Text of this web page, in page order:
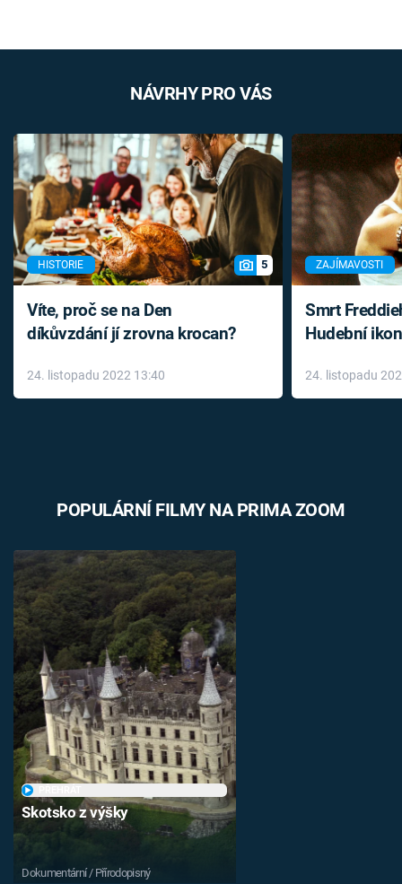
NÁVRHY PRO VÁS
HISTORIE 5
Víte, proč se na Den
díkůvzdání jí zrovna krocan?
24. listopadu 2022 13:40
ZAJÍMAVOSTI
Smrt
Hudební
léky
24. listopadu
POPULÁRNÍ FILMY NA PRIMA ZOOM
Skotsko z výšky
Dokumentární / Přírodopisný